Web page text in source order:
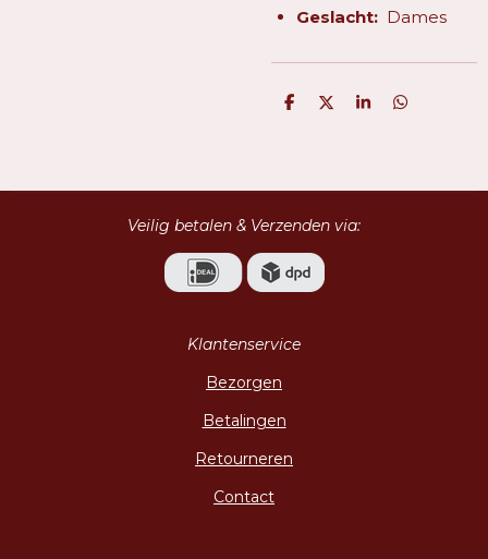
Geslacht:Dames
D
D
S
D
Veilig betalen & Verzenden via:
Klantenservice
Bezorgen
Betalingen
Retourneren
Contact